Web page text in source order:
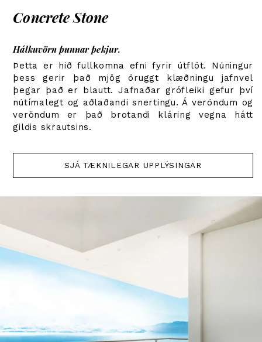
Concrete Stone
Hálkuvörn þunnar þekjur.
Þetta er hið fullkomna efni fyrir útflöt. Núningur
þess gerir það mjög öruggt klæðningu jafnvel
þegar það er blautt. Jafnaðar grófleiki gefur því
nútímalegt og aðlaðandi snertingu. Á veröndum og
veröndum er það brotandi kláring vegna hátt
gildis skrautsins.
SJÁ TÆKNILEGAR UPPLÝSINGAR